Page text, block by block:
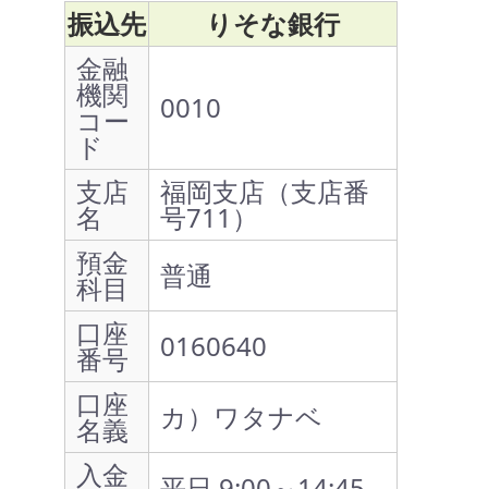
振込先
りそな銀行
金融
機関
コー
ド
0010
支店
名
福岡支店（支店番
号711）
預金
科目
普通
口座
番号
0160640
口座
名義
カ）ワタナベ
入金